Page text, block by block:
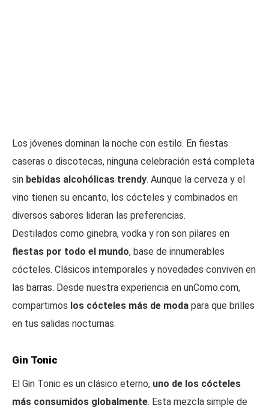
Los jóvenes dominan la noche con estilo. En fiestas
caseras o discotecas, ninguna celebración está completa
sin bebidas alcohólicas trendy. Aunque la cerveza y el
vino tienen su encanto, los cócteles y combinados en
diversos sabores lideran las preferencias.
Destilados como ginebra, vodka y ron son pilares en
fiestas por todo el mundo, base de innumerables
cócteles. Clásicos intemporales y novedades conviven en
las barras. Desde nuestra experiencia en unComo.com,
compartimos los cócteles más de moda para que brilles
en tus salidas nocturnas.
Gin Tonic
El Gin Tonic es un clásico eterno, uno de los cócteles
más consumidos globalmente. Esta mezcla simple de